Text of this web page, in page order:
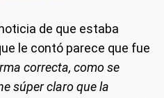
de que estaba
le contó parece que fue
correcta, como se
súper claro que la